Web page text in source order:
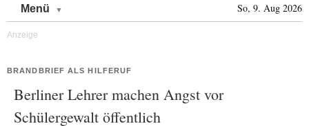
Menü So, 9. Aug 2026
BRANDBRIEF ALS HILFERUF
Berliner Lehrer machen Angst vor
Schülergewalt öffentlich